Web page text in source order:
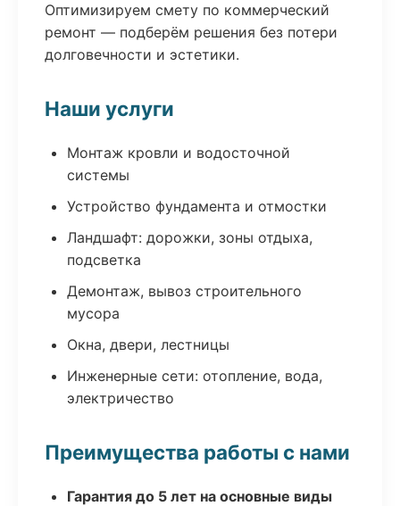
Оптимизируем смету по коммерческий
ремонт — подберём решения без потери
долговечности и эстетики.
Наши услуги
Монтаж кровли и водосточной
системы
Устройство фундамента и отмостки
Ландшафт: дорожки, зоны отдыха,
подсветка
Демонтаж, вывоз строительного
мусора
Окна, двери, лестницы
Инженерные сети: отопление, вода,
электричество
Преимущества работы с нами
Гарантия до 5 лет на основные виды